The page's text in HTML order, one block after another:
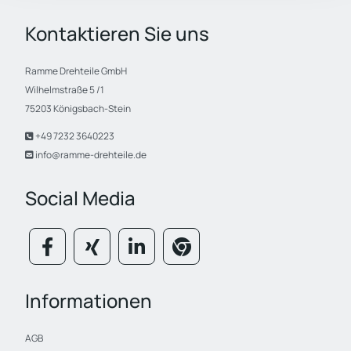
Kontaktieren Sie uns
Ramme Drehteile GmbH
Wilhelmstraße 5 /1
75203 Königsbach-Stein
+49 7232 3640223
 info@ramme-drehteile.de
Social Media
Informationen
AGB